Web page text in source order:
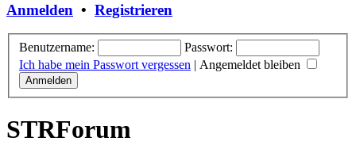
Anmelden • Registrieren
Benutzername:
Passwort:
Ich habe mein Passwort vergessen | Angemeldet bleiben
STRForum